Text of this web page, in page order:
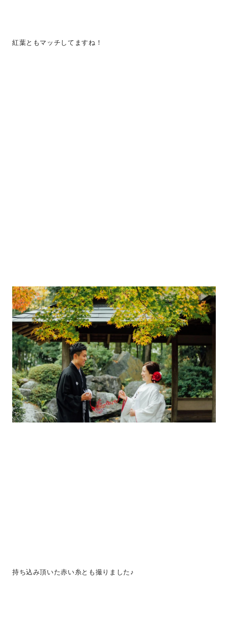
紅葉ともマッチしてますね！
持ち込み頂いた赤い糸とも撮りました♪